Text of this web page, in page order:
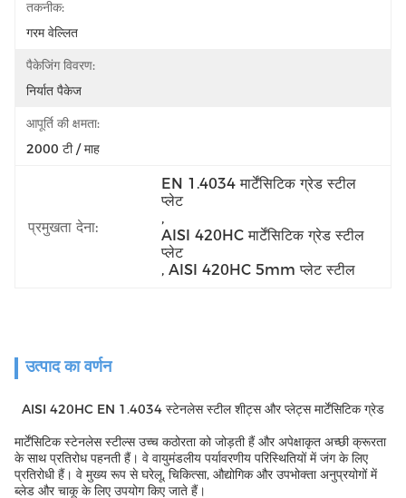
तकनीक:
गरम वेल्लित
पैकेजिंग विवरण:
निर्यात पैकेज
आपूर्ति की क्षमता:
2000 टी / माह
प्रमुखता देना:
EN 1.4034 मार्टेंसिटिक ग्रेड स्टील
प्लेट
,
AISI 420HC मार्टेंसिटिक ग्रेड स्टील
प्लेट
, AISI 420HC 5mm प्लेट स्टील
उत्पाद का वर्णन
AISI 420HC EN 1.4034 स्टेनलेस स्टील शीट्स और प्लेट्स मार्टेंसिटिक ग्रेड
मार्टेंसिटिक स्टेनलेस स्टील्स उच्च कठोरता को जोड़ती हैं और अपेक्षाकृत अच्छी क्रूरता
के साथ प्रतिरोध पहनती हैं। वे वायुमंडलीय पर्यावरणीय परिस्थितियों में जंग के लिए
प्रतिरोधी हैं। वे मुख्य रूप से घरेलू, चिकित्सा, औद्योगिक और उपभोक्ता अनुप्रयोगों में
ब्लेड और चाकू के लिए उपयोग किए जाते हैं।